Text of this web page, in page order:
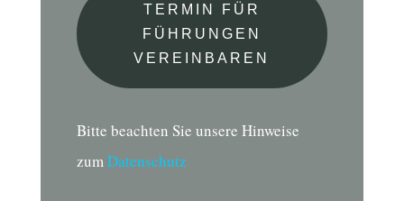
TERMIN FÜR
FÜHRUNGEN
VEREINBAREN
Bitte beachten Sie unsere Hinweise
zumDatenschutz